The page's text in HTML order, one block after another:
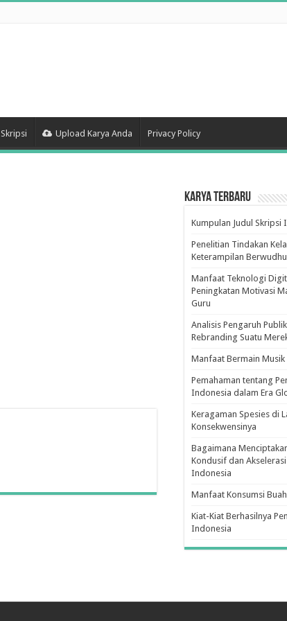
Skripsi Upload Karya Anda Privacy Policy
Karya Terbaru
Kumpulan Judul Skripsi
Penelitian Tindakan
Keterampilan Berwudhu
Manfaat Teknologi
Peningkatan Motivasi
Guru
Analisis Pengaruh
Rebranding Suatu
Manfaat Bermain Musik
Pemahaman tentang
Indonesia dalam Era
Keragaman Spesies di
Konsekwensinya
Bagaimana
Kondusif dan
Indonesia
Manfaat Konsumsi
Kiat-Kiat Berhasilnya
Indonesia